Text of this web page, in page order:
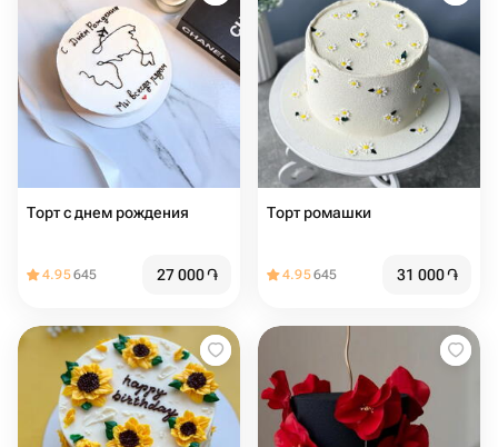
Торт с днем рождения
4.95645 27 000֏
Торт ромашки
4.95645 31 000֏